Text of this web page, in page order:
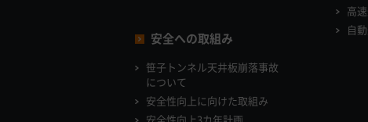
安全への取組み
笹子トンネル天井板崩落事故
について
安全性向上に向けた取組み
安全性向上3カ年計画
高
自